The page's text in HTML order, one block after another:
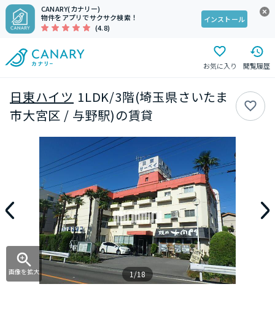
CANARY(カナリー)
物件をアプリでサクサク検索！
(4.8)
インストール
お気に入り 閲覧履歴
日東ハイツ 1LDK/3階(埼玉県さいたま
市大宮区 / 与野駅)の賃貸
画像を拡大 1/18